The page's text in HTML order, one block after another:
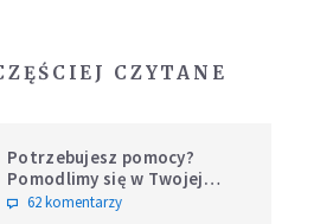
CZYTANE
Potrzebujesz pomocy?
Pomodlimy się w Twojej
intencji
62 komentarzy